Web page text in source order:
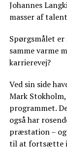
Johannes
masser af
Spørgsmålet er
samme varme
karrierevej?
Ved sin side
Mark
programmet.
også har
præstation – og
til at fortsætte